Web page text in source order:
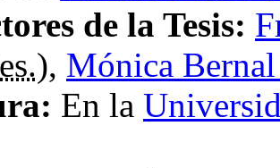
de la Tesis:
), Mónica Bernal
En la